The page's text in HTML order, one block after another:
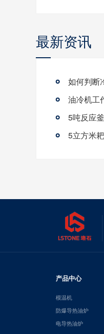
最新资讯
如何判断
油冷机工
5吨反应
5立方米
产品中心
模温机
防爆导热油炉
电导热油炉